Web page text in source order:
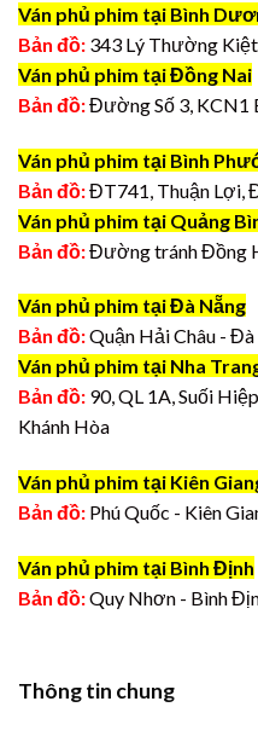
Ván phủ phim tại Bình
Bản đồ: 343 Lý Thường
Ván phủ phim tại Đồng Nai
Bản đồ:Đường Số 3, KCN1
Ván phủ phim tại Bình
Bản đồ:ĐT741, Thuận Lợi,
Ván phủ phim tại Quảng
Bản đồ:Đường tránh Đồng
Ván phủ phim tại Đà Nẵng
Bản đồ:Quận Hải Châu -
Ván phủ phim tại Nha
Bản đồ: 90, QL 1A, Suối
Khánh Hòa
Ván phủ phim tại Kiên
Bản đồ: Phú Quốc - Kiên
Ván phủ phim tại Bình Định
Bản đồ:Quy Nhơn - Bình
Thông tin chung